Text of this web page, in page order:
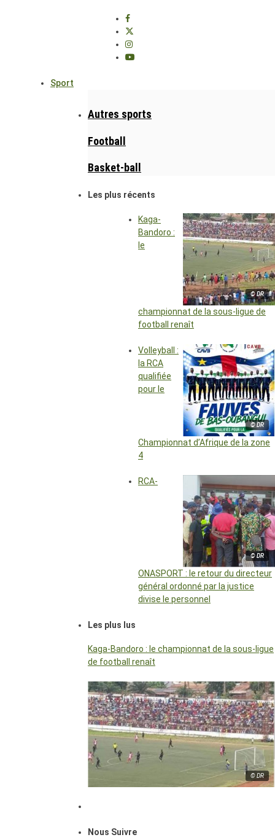
Sport
Autres sports
Football
Basket-ball
Les plus récents
© DR
Kaga-
Bandoro :
le
championnat de la sous-ligue de
football renaît
© DR
Volleyball :
la RCA
qualifiée
pour le
Championnat d’Afrique de la zone
4
© DR
RCA-
ONASPORT : le retour du directeur
général ordonné par la justice
divise le personnel
Les plus lus
Kaga-Bandoro : le championnat de la sous-ligue
de football renaît
© DR
Nous Suivre